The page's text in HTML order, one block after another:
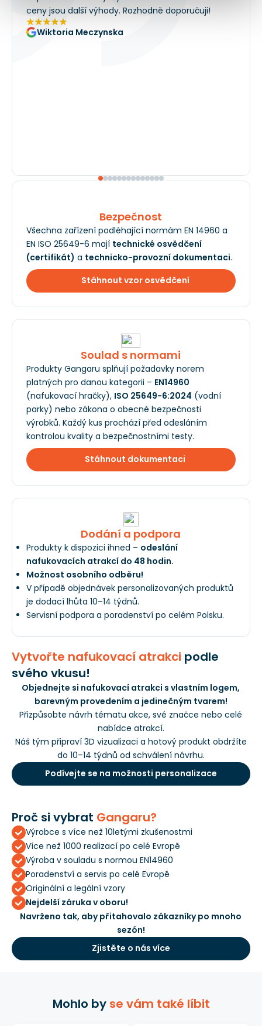
ceny jsou další výhody. Rozhodně doporučuji!
Wiktoria Meczynska
Bezpečnost
Všechna zařízení podléhající normám EN 14960 a
EN ISO 25649-6 mají technické osvědčení
(certifikát) a technicko-provozní dokumentaci.
Stáhnout vzor osvědčení
Soulad s normami
Produkty Gangaru splňují požadavky norem
platných pro danou kategorii – EN14960
(nafukovací hračky), ISO 25649-6:2024 (vodní
parky) nebo zákona o obecné bezpečnosti
výrobků. Každý kus prochází před odesláním
kontrolou kvality a bezpečnostními testy.
Stáhnout dokumentaci
Dodání a podpora
Produkty k dispozici ihned – odeslání
nafukovacích atrakcí do 48 hodin.
Možnost osobního odběru!
V případě objednávek personalizovaných produktů
je dodací lhůta 10–14 týdnů.
Servisní podpora a poradenství po celém Polsku.
Vytvořte nafukovací atrakci podle
svého vkusu!
Objednejte si nafukovací atrakci s vlastním logem,
barevným provedením a jedinečným tvarem!
Přizpůsobte návrh tématu akce, své značce nebo celé
nabídce atrakcí.
Náš tým připraví 3D vizualizaci a hotový produkt obdržíte
do 10–14 týdnů od schválení návrhu.
Podívejte se na možnosti personalizace
Proč si vybrat Gangaru?
Výrobce s více než 10letými zkušenostmi
Více než 1000 realizací po celé Evropě
Výroba v souladu s normou EN14960
Poradenství a servis po celé Evropě
Originální a legální vzory
Nejdelší záruka v oboru!
Navrženo tak, aby přitahovalo zákazníky po mnoho
sezón!
Zjistěte o nás více
Mohlo by se vám také líbit